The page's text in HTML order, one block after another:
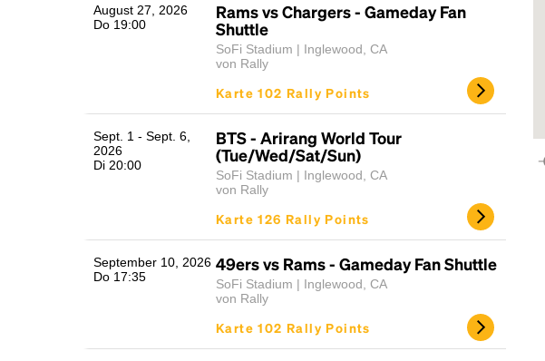
August 27, 2026
Do 19:00
Rams vs Chargers - Gameday Fan
Shuttle
SoFi Stadium | Inglewood, CA
von Rally
Karte 102 Rally Points
Sept. 1 - Sept. 6,
2026
Di 20:00
BTS - Arirang World Tour
(Tue/Wed/Sat/Sun)
SoFi Stadium | Inglewood, CA
von Rally
Karte 126 Rally Points
September 10, 2026
Do 17:35
49ers vs Rams - Gameday Fan Shuttle
SoFi Stadium | Inglewood, CA
von Rally
Karte 102 Rally Points